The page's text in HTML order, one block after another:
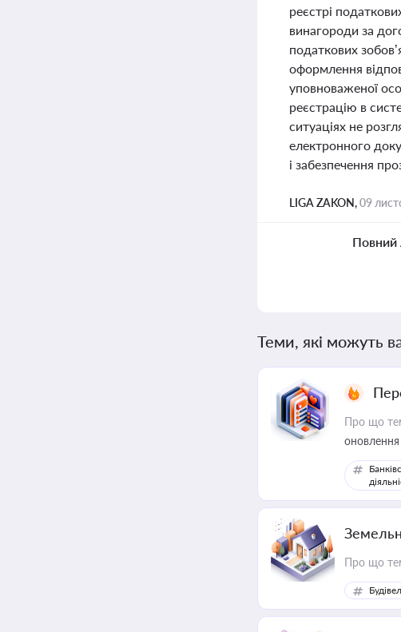
реєстрі
винагороди за
податкових
оформлення
уповноваженої
реєстрацію в
ситуаціях не
електронного
і забезпечення
LIGA ZAKON,09
Повний
Теми, які можуть
Про що
оновлення
Про що